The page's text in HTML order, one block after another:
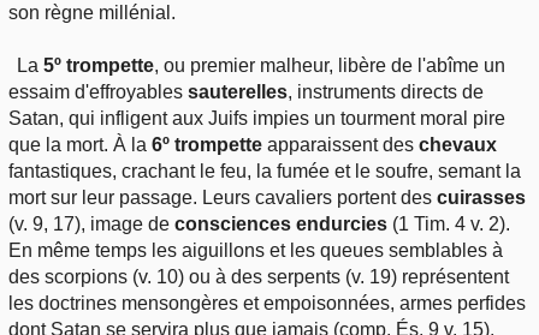
son règne millénial.
La5º trompette, ou premier malheur, libère de l'abîme un
essaim d'effroyables sauterelles, instruments directs de
Satan, qui infligent aux Juifs impies un tourment moral pire
que la mort. À la 6º trompette apparaissent des chevaux
fantastiques, crachant le feu, la fumée et le soufre, semant la
mort sur leur passage. Leurs cavaliers portent des cuirasses
(v. 9, 17), image de consciences endurcies (1 Tim. 4 v. 2).
En même temps les aiguillons et les queues semblables à
des scorpions (v. 10) ou à des serpents (v. 19) représentent
les doctrines mensongères et empoisonnées, armes perfides
dont Satan se servira plus que jamais (comp. És. 9 v. 15).